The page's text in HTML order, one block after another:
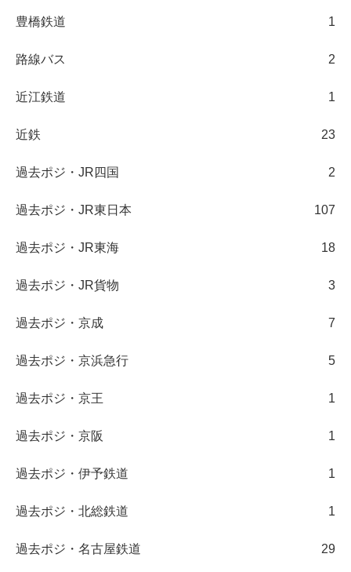
豊橋鉄道 1
路線バス 2
近江鉄道 1
近鉄 23
過去ポジ・JR四国 2
過去ポジ・JR東日本 107
過去ポジ・JR東海 18
過去ポジ・JR貨物 3
過去ポジ・京成 7
過去ポジ・京浜急行 5
過去ポジ・京王 1
過去ポジ・京阪 1
過去ポジ・伊予鉄道 1
過去ポジ・北総鉄道 1
過去ポジ・名古屋鉄道 29